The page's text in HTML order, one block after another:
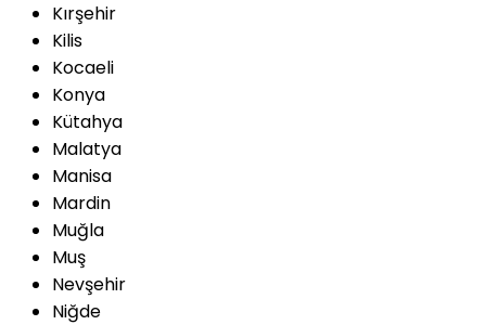
Kırşehir
Kilis
Kocaeli
Konya
Kütahya
Malatya
Manisa
Mardin
Muğla
Muş
Nevşehir
Niğde